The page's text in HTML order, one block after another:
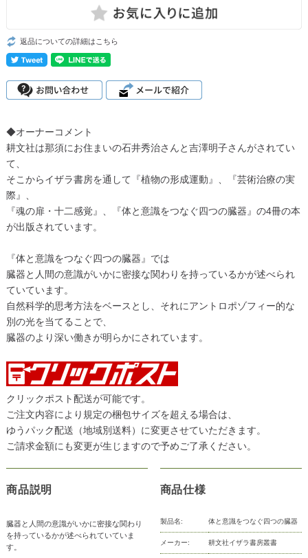
返品についての詳細はこちら
◆オーナーコメント
耕文社は那須にお住まいの石井秀治さんと吉澤明子さんがされてい
て、
そこからイザラ書房を通して『植物の形成運動』、『芸術治療の実
際』、
『魂の扉・十二感覚』、『体と意識をつなぐ四つの臓器』の4冊の本
が出版されています。
『体と意識をつなぐ四つの臓器』では
臓器と人間の意識がいかに密接な関わりを持っているかが述べられ
ていています。
自然科学的思考方法をベースとし、それにアントロポゾフィー的な
別の光を当てることで、
臓器のより深い働きが明らかにされています。
クリックポスト配送が可能です。
ご注文内容により規定の梱包サイズを超える場合は、
ゆうパック配送（地域別送料）に変更させていただきます。
ご請求金額にも変更が生じますので予めご了承ください。
商品説明
臓器と人間の意識がいかに密接な関わり
を持っているかが述べられていていま
す。
商品仕様
製品名: 体と意識をつなぐ四つの臓器
メーカー: 耕文社イザラ書房叢書